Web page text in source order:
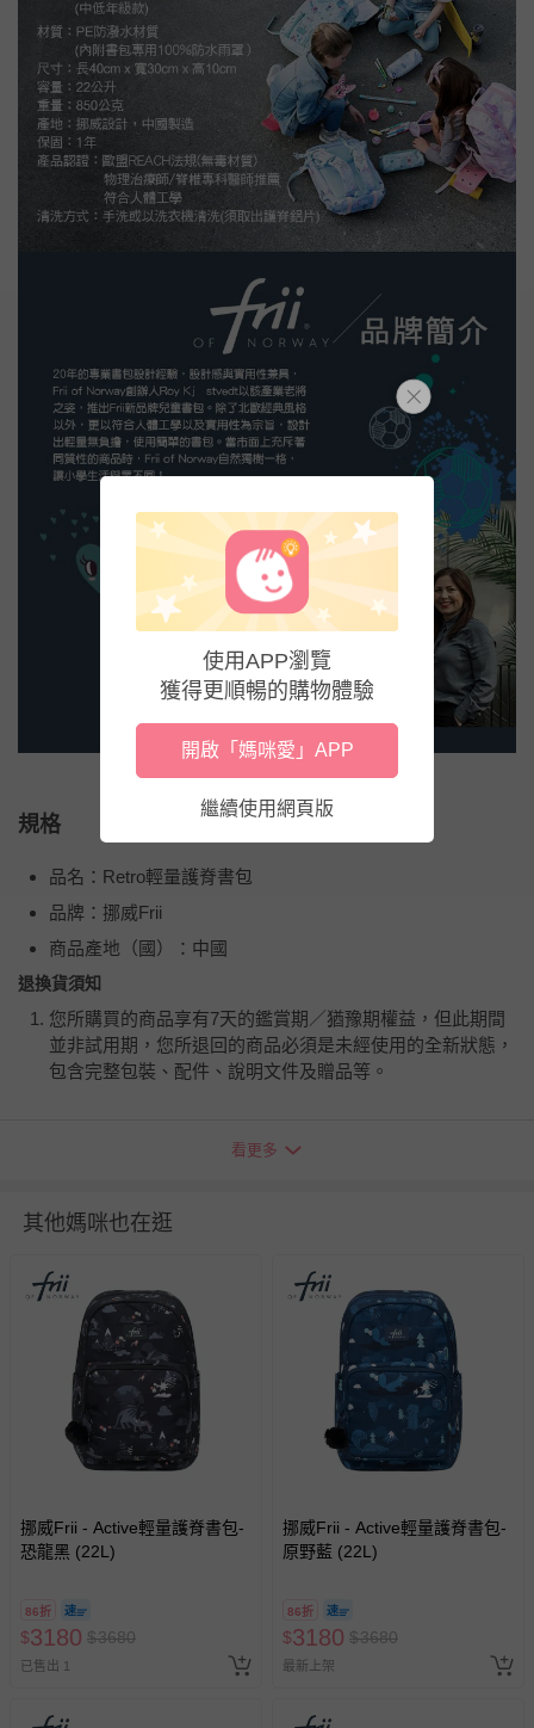
規格
品名：Retro輕量護脊書包
品牌：挪威Frii
商品產地（國）：中國
退換貨須知
您所購買的商品享有7天的鑑賞期／猶豫期權益，但此期間
並非試用期，您所退回的商品必須是未經使用的全新狀態，
包含完整包裝、配件、說明文件及贈品等。
瑕疵退換貨所產生的運費，將由媽咪愛負責處理，若非瑕疵
並點選『我要退貨』即可進行申請。若有相關退貨問題，請
至媽咪愛LINE@客服ID: @mamilove
針對滿件折/滿額贈…等活動，如因部份退貨，而該訂單保
留商品未達活動門檻，將以原價計算，活動贈品亦需一併退
回。
部分商品依據消費者保護法的規定，不適用七天鑑賞期/猶
豫期範圍：
商品、食品等）。
客製化商品（例如客製生日書、姓名貼等）。
新費用）。
經消費者拆封之影音商品或電腦軟體（例如 DVD、CD
非以有形媒介提供之數位內容或一經提供即為完成之線
看更多
其他媽咪也在逛
挪威Frii - Active輕量護脊書包-
恐龍黑 (22L)
86折
$3180 $3680
已售出 1
挪威Frii - Active輕量護脊書包-
原野藍 (22L)
86折
$3180 $3680
最新上架
使用APP瀏覽
獲得更順暢的購物體驗
開啟「媽咪愛」APP
繼續使用網頁版